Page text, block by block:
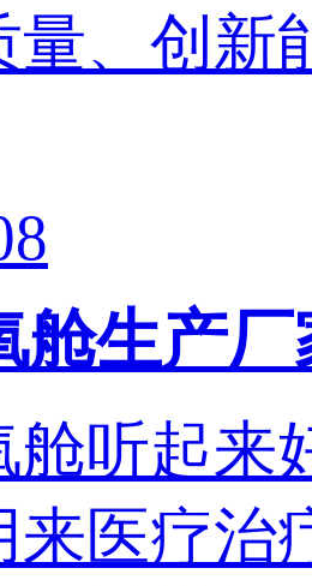
量、创新
舱生产
舱听起来
来医疗治